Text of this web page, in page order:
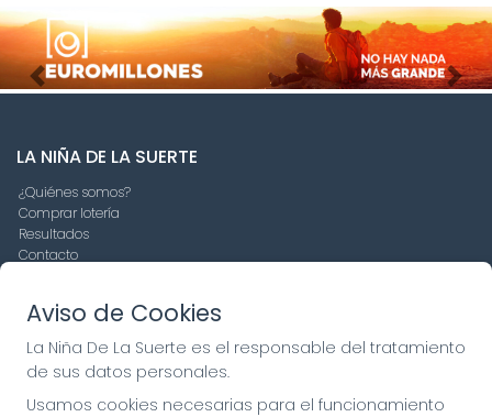
Imagen anterior
LA NIÑA DE LA SUERTE
¿Quiénes somos?
Comprar lotería
Resultados
Contacto
Peñas
Boletos digitales
Acceso
Registro
Aviso de Cookies
La Niña De La Suerte es el responsable del tratamiento
de sus datos personales.
Usamos cookies necesarias para el funcionamiento